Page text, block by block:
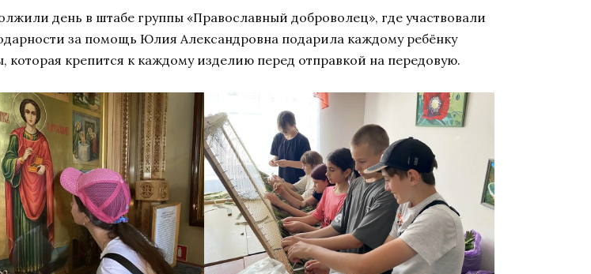
день в штабе группы «Православный доброволец», где участвовали
за помощь Юлия Александровна подарила каждому ребёнку
которая крепится к каждому изделию перед отправкой на передовую.